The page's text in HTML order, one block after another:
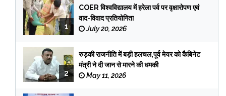
1
COER विश्वविद्यालय में हरेला पर्व पर वृक्षारोपण एवं
वाद-विवाद प्रतियोगिता
July 20, 2026
2
रुड़की राजनीति में बड़ी हलचल,पूर्व मेयर को कैबिनेट
मंत्री ने दी जान से मारने की धमकी
May 11, 2026